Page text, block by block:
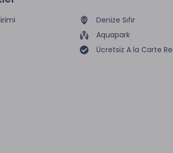
Denize Sıfır
Aquapark
Ücretsiz A la Carte